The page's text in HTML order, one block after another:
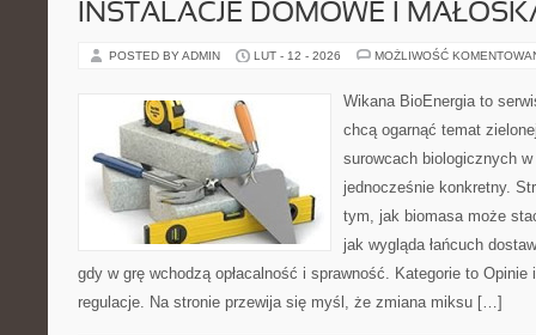
INSTALACJE DOMOWE I
POSTED BY ADMIN LUT - 12 - 2026 MOŻLIWOŚĆ
Wikana BioEnergia to
chcą ogarnąć temat
surowcach biologicznych
jednocześnie konkretny.
tym, jak biomasa może
jak wygląda łańcuch
gdy w grę wchodzą opłacalność i sprawność. Kategorie to
regulacje. Na stronie przewija się myśl, że zmiana miksu […]